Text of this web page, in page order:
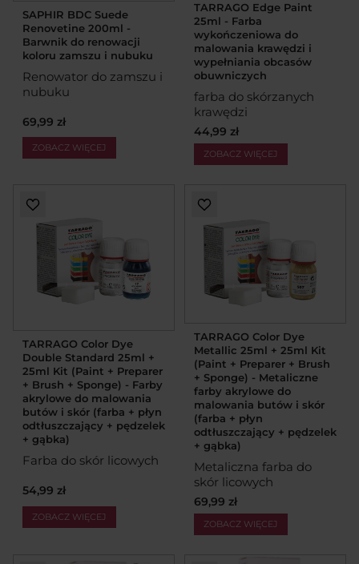
SAPHIR BDC Suede
Renovetine 200ml -
Barwnik do renowacji
koloru zamszu i nubuku
Renowator do zamszu i
nubuku
69,99 zł
ZOBACZ WIĘCEJ
TARRAGO Edge Paint
25ml - Farba
wykończeniowa do
malowania krawędzi i
wypełniania obcasów
obuwniczych
farba do skórzanych
krawędzi
44,99 zł
ZOBACZ WIĘCEJ
TARRAGO Color Dye
Double Standard 25ml +
25ml Kit (Paint + Preparer
+ Brush + Sponge) - Farby
akrylowe do malowania
butów i skór (farba + płyn
odtłuszczający + pędzelek
+ gąbka)
Farba do skór licowych
54,99 zł
ZOBACZ WIĘCEJ
TARRAGO Color Dye
Metallic 25ml + 25ml Kit
(Paint + Preparer + Brush
+ Sponge) - Metaliczne
farby akrylowe do
malowania butów i skór
(farba + płyn
odtłuszczający + pędzelek
+ gąbka)
Metaliczna farba do
skór licowych
69,99 zł
ZOBACZ WIĘCEJ